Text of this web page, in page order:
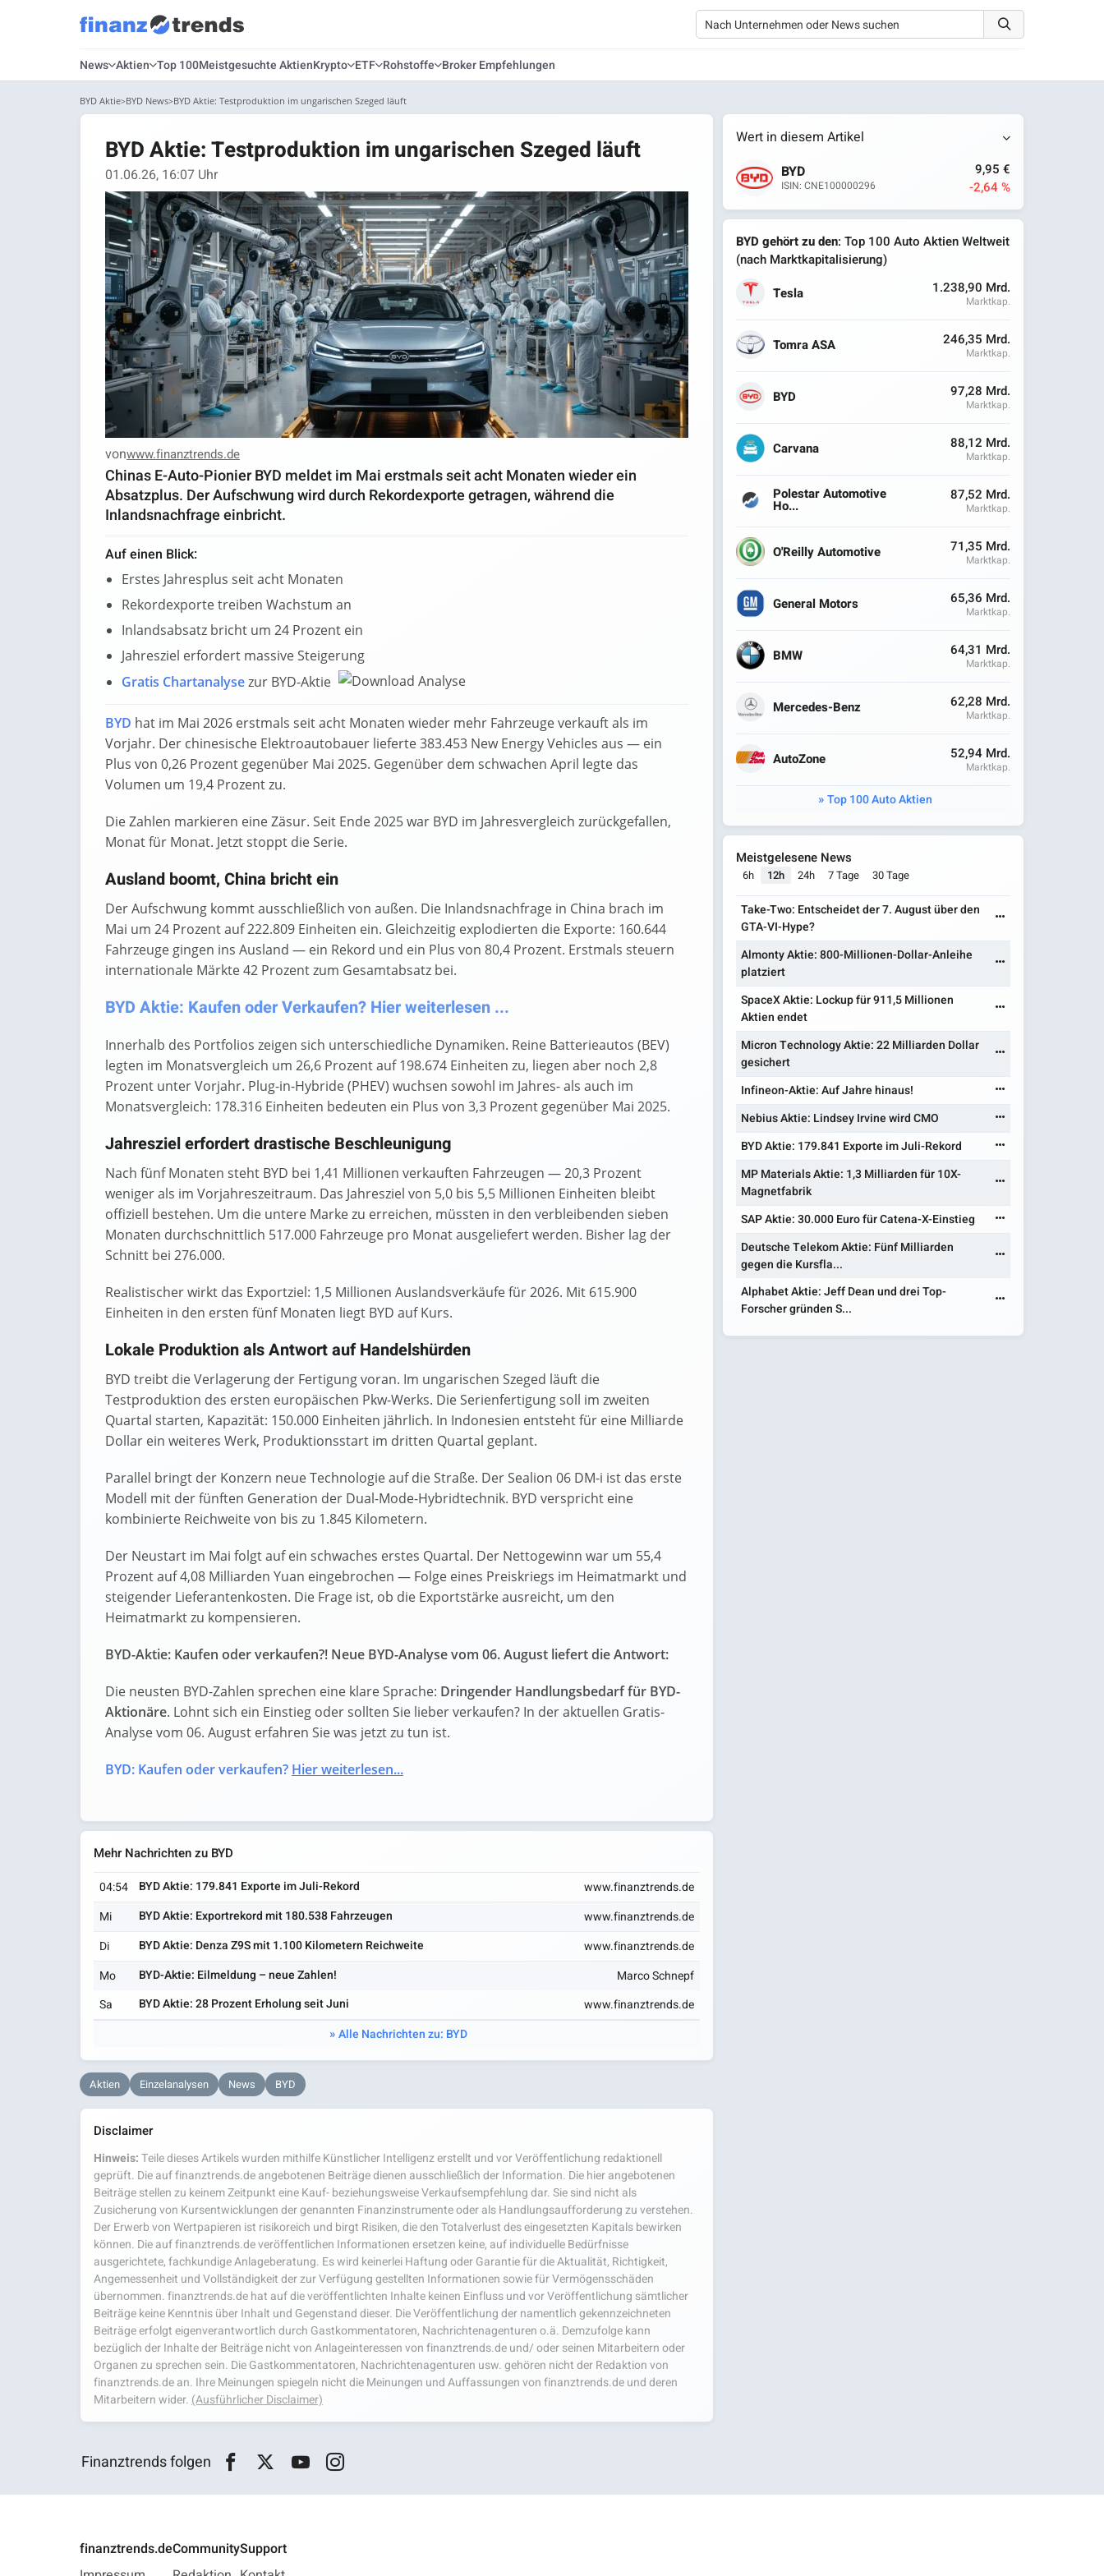
News Aktien Top 100Meistgesuchte AktienKrypto ETF Rohstoffe Broker Empfehlungen
BYD Aktie BYD News BYD Aktie: Testproduktion im ungarischen Szeged läuft
BYD Aktie: Testproduktion im ungarischen Szeged läuft
01.06.26, 16:07 Uhr
vonwww.finanztrends.de
Chinas E-Auto-Pionier BYD meldet im Mai erstmals seit acht Monaten wieder ein
Absatzplus. Der Aufschwung wird durch Rekordexporte getragen, während die
Inlandsnachfrage einbricht.
Auf einen Blick:
Erstes Jahresplus seit acht Monaten
Rekordexporte treiben Wachstum an
Inlandsabsatz bricht um 24 Prozent ein
Jahresziel erfordert massive Steigerung
Gratis Chartanalysezur BYD-Aktie
BYD hat im Mai 2026 erstmals seit acht Monaten wieder mehr Fahrzeuge verkauft als im
Vorjahr. Der chinesische Elektroautobauer lieferte 383.453 New Energy Vehicles aus — ein
Plus von 0,26 Prozent gegenüber Mai 2025. Gegenüber dem schwachen April legte das
Volumen um 19,4 Prozent zu.
Die Zahlen markieren eine Zäsur. Seit Ende 2025 war BYD im Jahresvergleich zurückgefallen,
Monat für Monat. Jetzt stoppt die Serie.
Ausland boomt, China bricht ein
Der Aufschwung kommt ausschließlich von außen. Die Inlandsnachfrage in China brach im
Mai um 24 Prozent auf 222.809 Einheiten ein. Gleichzeitig explodierten die Exporte: 160.644
Fahrzeuge gingen ins Ausland — ein Rekord und ein Plus von 80,4 Prozent. Erstmals steuern
internationale Märkte 42 Prozent zum Gesamtabsatz bei.
BYD Aktie: Kaufen oder Verkaufen? Hier weiterlesen ...
Innerhalb des Portfolios zeigen sich unterschiedliche Dynamiken. Reine Batterieautos (BEV)
legten im Monatsvergleich um 26,6 Prozent auf 198.674 Einheiten zu, liegen aber noch 2,8
Prozent unter Vorjahr. Plug-in-Hybride (PHEV) wuchsen sowohl im Jahres- als auch im
Monatsvergleich: 178.316 Einheiten bedeuten ein Plus von 3,3 Prozent gegenüber Mai 2025.
Jahresziel erfordert drastische Beschleunigung
Nach fünf Monaten steht BYD bei 1,41 Millionen verkauften Fahrzeugen — 20,3 Prozent
weniger als im Vorjahreszeitraum. Das Jahresziel von 5,0 bis 5,5 Millionen Einheiten bleibt
offiziell bestehen. Um die untere Marke zu erreichen, müssten in den verbleibenden sieben
Monaten durchschnittlich 517.000 Fahrzeuge pro Monat ausgeliefert werden. Bisher lag der
Schnitt bei 276.000.
Realistischer wirkt das Exportziel: 1,5 Millionen Auslandsverkäufe für 2026. Mit 615.900
Einheiten in den ersten fünf Monaten liegt BYD auf Kurs.
Lokale Produktion als Antwort auf Handelshürden
BYD treibt die Verlagerung der Fertigung voran. Im ungarischen Szeged läuft die
Testproduktion des ersten europäischen Pkw-Werks. Die Serienfertigung soll im zweiten
Quartal starten, Kapazität: 150.000 Einheiten jährlich. In Indonesien entsteht für eine Milliarde
Dollar ein weiteres Werk, Produktionsstart im dritten Quartal geplant.
Parallel bringt der Konzern neue Technologie auf die Straße. Der Sealion 06 DM-i ist das erste
Modell mit der fünften Generation der Dual-Mode-Hybridtechnik. BYD verspricht eine
kombinierte Reichweite von bis zu 1.845 Kilometern.
Der Neustart im Mai folgt auf ein schwaches erstes Quartal. Der Nettogewinn war um 55,4
Prozent auf 4,08 Milliarden Yuan eingebrochen — Folge eines Preiskriegs im Heimatmarkt und
steigender Lieferantenkosten. Die Frage ist, ob die Exportstärke ausreicht, um den
Heimatmarkt zu kompensieren.
BYD-Aktie: Kaufen oder verkaufen?! Neue BYD-Analyse vom 06. August liefert die Antwort:
Die neusten BYD-Zahlen sprechen eine klare Sprache: Dringender Handlungsbedarf für BYD-
Aktionäre. Lohnt sich ein Einstieg oder sollten Sie lieber verkaufen? In der aktuellen Gratis-
Analyse vom 06. August erfahren Sie was jetzt zu tun ist.
BYD: Kaufen oder verkaufen? Hier weiterlesen...
Mehr Nachrichten zu BYD
04:54 BYD Aktie: 179.841 Exporte im Juli-Rekord
www.finanztrends.de
Mi
BYD Aktie: Exportrekord mit 180.538 Fahrzeugen
www.finanztrends.de
Di
BYD Aktie: Denza Z9S mit 1.100 Kilometern Reichweite
www.finanztrends.de
Mo
BYD-Aktie: Eilmeldung – neue Zahlen!
Marco Schnepf
Sa
BYD Aktie: 28 Prozent Erholung seit Juni
www.finanztrends.de
Alle Nachrichten zu: BYD
Aktien Einzelanalysen News BYD
Disclaimer
Hinweis:Teile dieses Artikels wurden mithilfe Künstlicher Intelligenz erstellt und vor Veröffentlichung redaktionell
geprüft. Die auf finanztrends.de angebotenen Beiträge dienen ausschließlich der Information. Die hier angebotenen
Beiträge stellen zu keinem Zeitpunkt eine Kauf- beziehungsweise Verkaufsempfehlung dar. Sie sind nicht als
Zusicherung von Kursentwicklungen der genannten Finanzinstrumente oder als Handlungsaufforderung zu verstehen.
Der Erwerb von Wertpapieren ist risikoreich und birgt Risiken, die den Totalverlust des eingesetzten Kapitals bewirken
können. Die auf finanztrends.de veröffentlichen Informationen ersetzen keine, auf individuelle Bedürfnisse
ausgerichtete, fachkundige Anlageberatung. Es wird keinerlei Haftung oder Garantie für die Aktualität, Richtigkeit,
Angemessenheit und Vollständigkeit der zur Verfügung gestellten Informationen sowie für Vermögensschäden
übernommen. finanztrends.de hat auf die veröffentlichten Inhalte keinen Einfluss und vor Veröffentlichung sämtlicher
Beiträge keine Kenntnis über Inhalt und Gegenstand dieser. Die Veröffentlichung der namentlich gekennzeichneten
Beiträge erfolgt eigenverantwortlich durch Gastkommentatoren, Nachrichtenagenturen o.ä. Demzufolge kann
bezüglich der Inhalte der Beiträge nicht von Anlageinteressen von finanztrends.de und/ oder seinen Mitarbeitern oder
Organen zu sprechen sein. Die Gastkommentatoren, Nachrichtenagenturen usw. gehören nicht der Redaktion von
finanztrends.de an. Ihre Meinungen spiegeln nicht die Meinungen und Auffassungen von finanztrends.de und deren
Mitarbeitern wider. (Ausführlicher Disclaimer)
Wert in diesem Artikel
BYD
ISIN: CNE100000296
9,95 €
-2,64 %
BYD gehört zu den: Top 100 Auto Aktien Weltweit
(nach Marktkapitalisierung)
Tesla
1.238,90 Mrd.
Marktkap.
Tomra ASA 246,35 Mrd.
Marktkap.
BYD 97,28 Mrd.
Marktkap.
Carvana 88,12 Mrd.
Marktkap.
Polestar Automotive
Ho...
87,52 Mrd.
Marktkap.
O'Reilly Automotive 71,35 Mrd.
Marktkap.
General Motors 65,36 Mrd.
Marktkap.
BMW 64,31 Mrd.
Marktkap.
Mercedes-Benz 62,28 Mrd.
Marktkap.
AutoZone 52,94 Mrd.
Marktkap.
Top 100 Auto Aktien
Meistgelesene News
6h 12h 24h 7 Tage 30 Tage
Take-Two: Entscheidet der 7. August über den
GTA-VI-Hype?
Almonty Aktie: 800-Millionen-Dollar-Anleihe
platziert
SpaceX Aktie: Lockup für 911,5 Millionen
Aktien endet
Micron Technology Aktie: 22 Milliarden Dollar
gesichert
Infineon-Aktie: Auf Jahre hinaus!
Nebius Aktie: Lindsey Irvine wird CMO
BYD Aktie: 179.841 Exporte im Juli-Rekord
MP Materials Aktie: 1,3 Milliarden für 10X-
Magnetfabrik
SAP Aktie: 30.000 Euro für Catena-X-Einstieg
Deutsche Telekom Aktie: Fünf Milliarden
gegen die Kursfla...
Alphabet Aktie: Jeff Dean und drei Top-
Forscher gründen S...
Finanztrends folgen
finanztrends.deCommunitySupport